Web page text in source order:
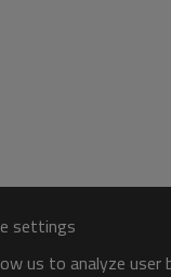
settings
us to analyze